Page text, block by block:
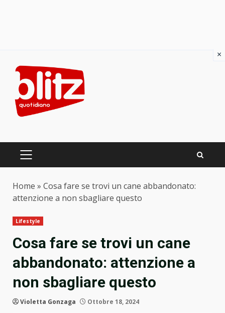
content
PRIMARY
Home » Cosa fare se trovi un cane abbandonato:
attenzione a non sbagliare questo
Lifestyle
Cosa fare se trovi un cane
abbandonato: attenzione a
non sbagliare questo
Violetta Gonzaga Ottobre 18, 2024
×